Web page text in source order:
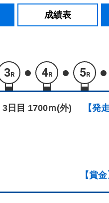
成績表
3R 4R 5R
3日目 1700ｍ(外) 【発
【賞金